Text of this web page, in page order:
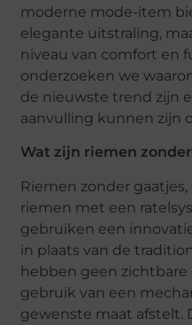
moderne mode-item
elegante uitstraling,
niveau van comfort en
onderzoeken we
de nieuwste trend zijn
aanvulling kunnen zijn
Wat zijn riemen
Riemen zonder
riemen met een
gebruiken een
in plaats van de
hebben geen zichtbare
gebruik van een
gewenste maat afstelt.